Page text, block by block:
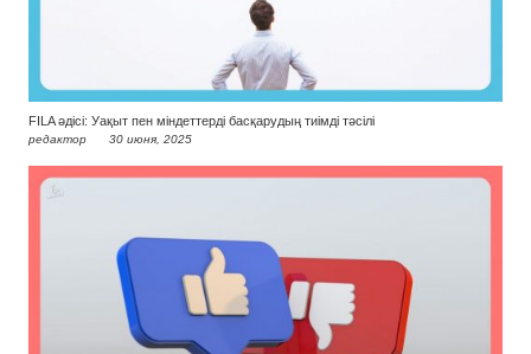
FILA әдісі: Уақыт пен міндеттерді басқарудың тиімді тәсілі
редактор 30 июня, 2025